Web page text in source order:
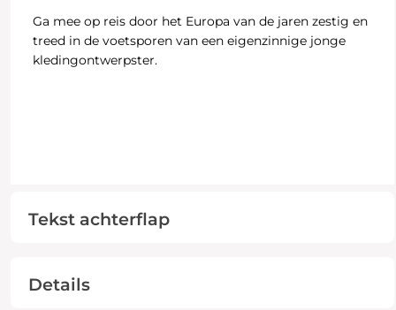
Ga mee op reis door het Europa van de jaren zestig en
treed in de voetsporen van een eigenzinnige jonge
kledingontwerpster.
Tekst achterflap
Details